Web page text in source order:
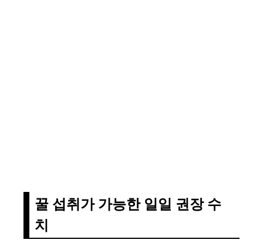
꿀 섭취가 가능한 일일 권장 수
치